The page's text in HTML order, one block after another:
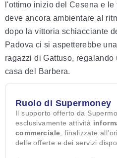
l'ottimo inizio del Cesena e
deve ancora ambientare al
dopo la vittoria schiacciante
Padova ci si aspetterebbe
ragazzi di Gattuso,
casa del Barbera.
Ruolo di Supermoney
Il supporto offerto da
esclusivamente attività
commerciale , finalizzate
delle offerte e dei servizi